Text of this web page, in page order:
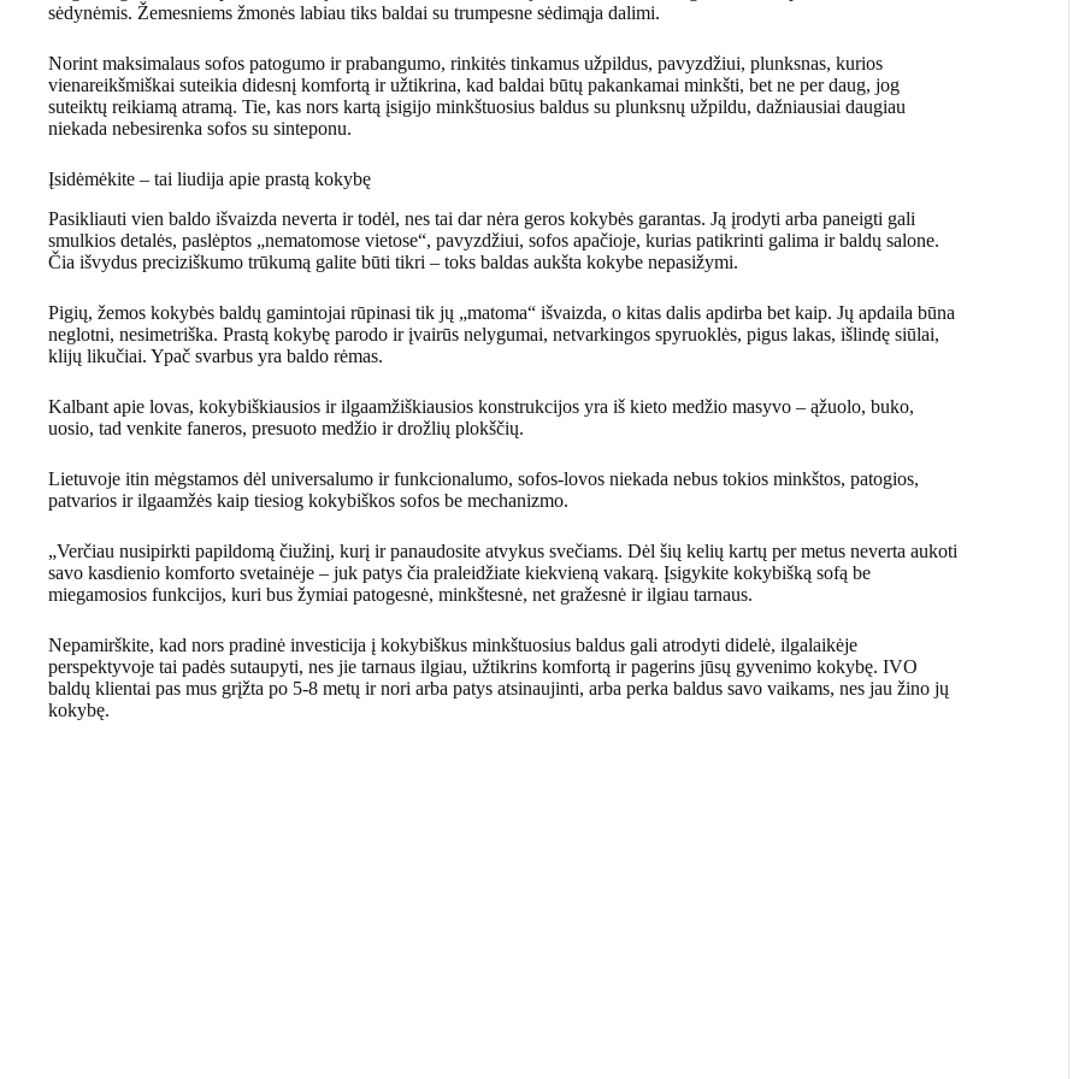
sėdynėmis. Žemesniems žmonės labiau tiks baldai su trumpesne sėdimąja dalimi.
Norint maksimalaus sofos patogumo ir prabangumo, rinkitės tinkamus užpildus, pavyzdžiui, plunksnas, kurios
vienareikšmiškai suteikia didesnį komfortą ir užtikrina, kad baldai būtų pakankamai minkšti, bet ne per daug, jog
suteiktų reikiamą atramą. Tie, kas nors kartą įsigijo minkštuosius baldus su plunksnų užpildu, dažniausiai daugiau
niekada nebesirenka sofos su sinteponu.
Įsidėmėkite – tai liudija apie prastą kokybę
Pasikliauti vien baldo išvaizda neverta ir todėl, nes tai dar nėra geros kokybės garantas. Ją įrodyti arba paneigti gali
smulkios detalės, paslėptos „nematomose vietose“, pavyzdžiui, sofos apačioje, kurias patikrinti galima ir baldų salone.
Čia išvydus preciziškumo trūkumą galite būti tikri – toks baldas aukšta kokybe nepasižymi.
Pigių, žemos kokybės baldų gamintojai rūpinasi tik jų „matoma“ išvaizda, o kitas dalis apdirba bet kaip. Jų apdaila būna
neglotni, nesimetriška. Prastą kokybę parodo ir įvairūs nelygumai, netvarkingos spyruoklės, pigus lakas, išlindę siūlai,
klijų likučiai. Ypač svarbus yra baldo rėmas.
Kalbant apie lovas, kokybiškiausios ir ilgaamžiškiausios konstrukcijos yra iš kieto medžio masyvo – ąžuolo, buko,
uosio, tad venkite faneros, presuoto medžio ir drožlių plokščių.
Lietuvoje itin mėgstamos dėl universalumo ir funkcionalumo, sofos-lovos niekada nebus tokios minkštos, patogios,
patvarios ir ilgaamžės kaip tiesiog kokybiškos sofos be mechanizmo.
„Verčiau nusipirkti papildomą čiužinį, kurį ir panaudosite atvykus svečiams. Dėl šių kelių kartų per metus neverta aukoti
savo kasdienio komforto svetainėje – juk patys čia praleidžiate kiekvieną vakarą. Įsigykite kokybišką sofą be
miegamosios funkcijos, kuri bus žymiai patogesnė, minkštesnė, net gražesnė ir ilgiau tarnaus.
Nepamirškite, kad nors pradinė investicija į kokybiškus minkštuosius baldus gali atrodyti didelė, ilgalaikėje
perspektyvoje tai padės sutaupyti, nes jie tarnaus ilgiau, užtikrins komfortą ir pagerins jūsų gyvenimo kokybę. IVO
baldų klientai pas mus grįžta po 5-8 metų ir nori arba patys atsinaujinti, arba perka baldus savo vaikams, nes jau žino jų
kokybę.